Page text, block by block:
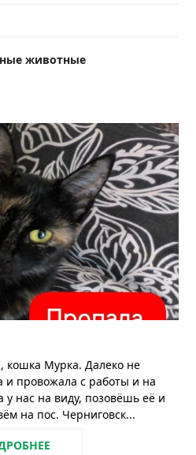
животные
Мурка. Далеко не
и провожала с работы и на
у нас на виду, позовёшь её и
на пос. Черниговск...